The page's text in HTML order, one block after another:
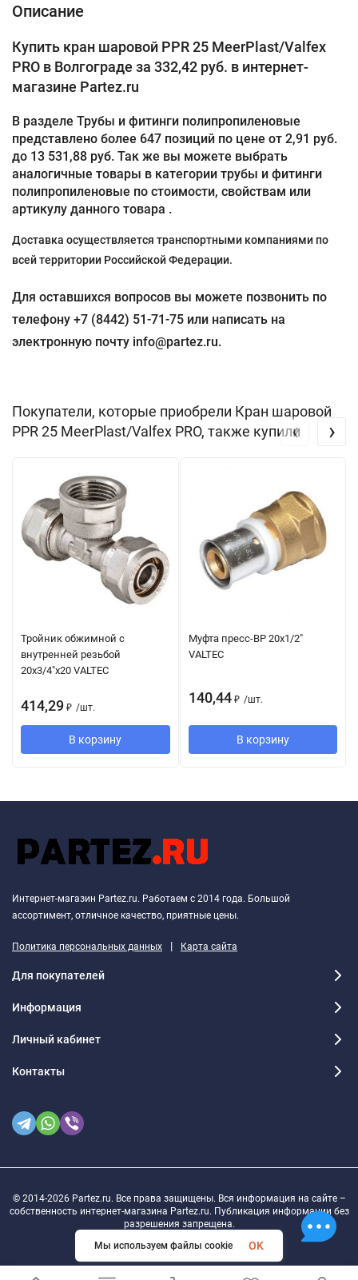
Описание
Купить кран шаровой PPR 25 MeerPlast/Valfex
PRO в Волгограде за 332,42 руб. в интернет-
магазине Partez.ru
В разделе Трубы и фитинги полипропиленовые
представлено более 647 позиций по цене от 2,91 руб.
до 13 531,88 руб. Так же вы можете выбрать
аналогичные товары в категории трубы и фитинги
полипропиленовые по стоимости, свойствам или
артикулу данного товара .
Доставка осуществляется транспортными компаниями по
всей территории Российской Федерации.
Для оставшихся вопросов вы можете позвонить по
телефону +7 (8442) 51-71-75 или написать на
электронную почту info@partez.ru.
Покупатели, которые приобрели Кран шаровой
PPR 25 MeerPlast/Valfex PRO, также купили
Тройник обжимной с
внутренней резьбой
20х3/4"х20 VALTEC
414,29 ₽ /шт.
В корзину
Муфта пресс-ВР 20х1/2"
VALTEC
140,44 ₽ /шт.
В корзину
‹ ›
Интернет-магазин Partez.ru. Работаем с 2014 года. Большой
ассортимент, отличное качество, приятные цены.
Политика персональных данных | Карта сайта
Для покупателей
Информация
Личный кабинет
Контакты
© 2014-2026 Partez.ru. Все права защищены. Вся информация на сайте –
собственность интернет-магазина Partez.ru. Публикация информации без
разрешения запрещена.
Мы используем файлы cookie
OK